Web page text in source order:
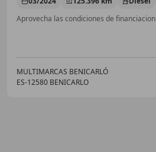
Aprovecha las condiciones de financiacion
MULTIMARCAS BENICARLÓ
ES-12580 BENICARLO